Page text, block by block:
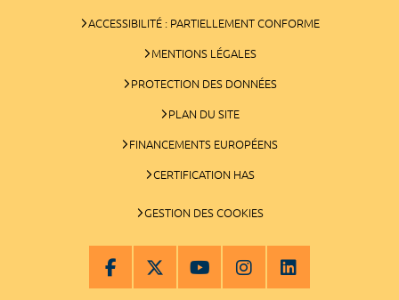
ACCESSIBILITÉ : PARTIELLEMENT CONFORME
MENTIONS LÉGALES
PROTECTION DES DONNÉES
PLAN DU SITE
FINANCEMENTS EUROPÉENS
CERTIFICATION HAS
GESTION DES COOKIES